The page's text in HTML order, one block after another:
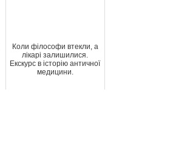
Коли філософи втекли, а
лікарі залишилися.
Екскурс в історію античної
медицини.